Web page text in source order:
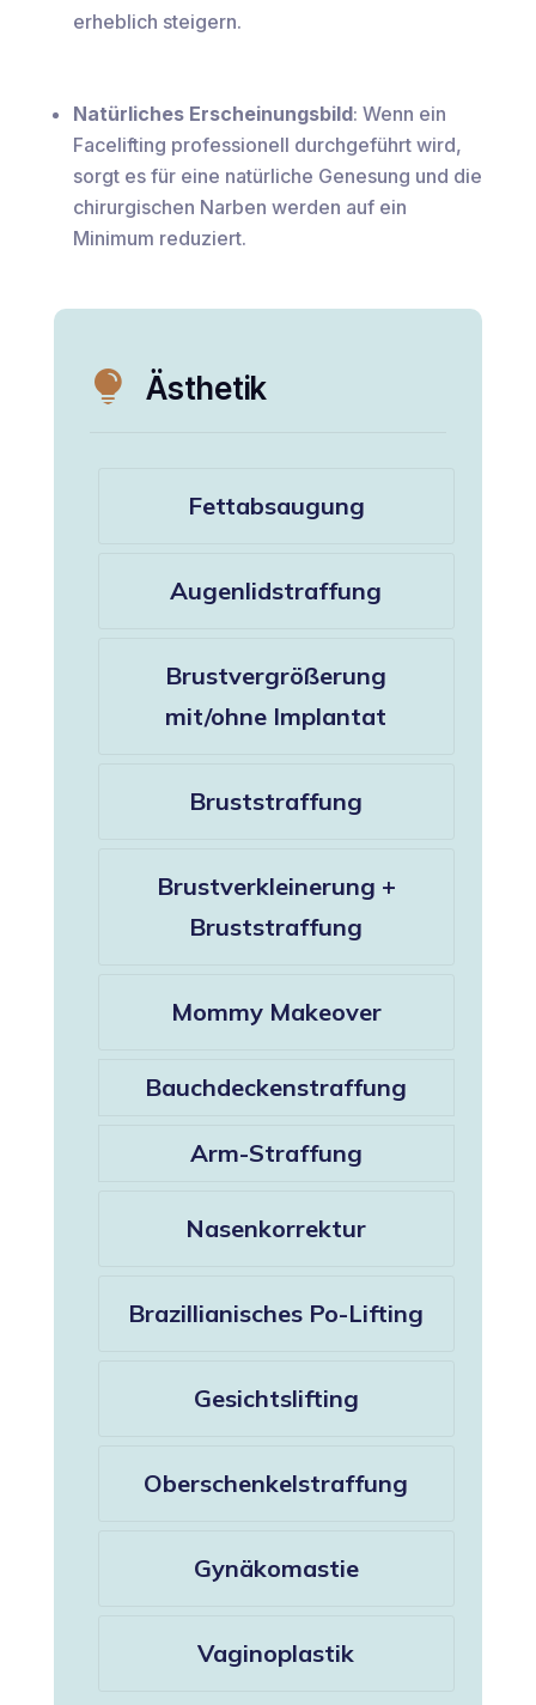
erheblich steigern.
Natürliches Erscheinungsbild: Wenn ein
Facelifting professionell durchgeführt wird,
sorgt es für eine natürliche Genesung und die
chirurgischen Narben werden auf ein
Minimum reduziert.
 Ästhetik
Fettabsaugung
Augenlidstraffung
Brustvergrößerung
mit/ohne Implantat
Bruststraffung
Brustverkleinerung +
Bruststraffung
Mommy Makeover
Bauchdeckenstraffung
Arm-Straffung
Nasenkorrektur
Brazillianisches Po-Lifting
Gesichtslifting
Oberschenkelstraffung
Gynäkomastie
Vaginoplastik